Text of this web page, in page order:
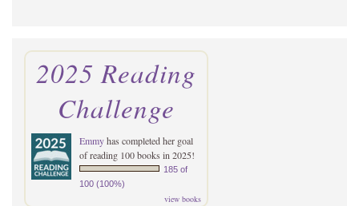
2025 Reading
Challenge
Emmyhas completed her goal
of reading 100 books in 2025!
185 of
100 (100%)
view books